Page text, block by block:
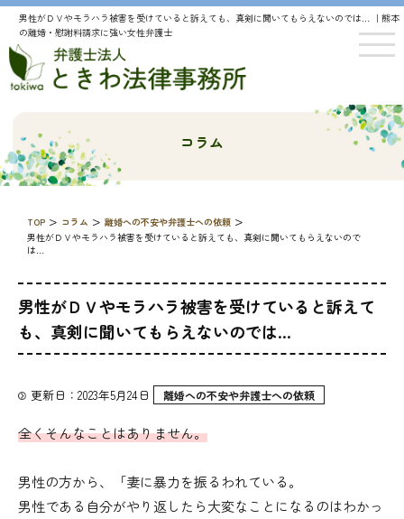
男性がＤＶやモラハラ被害を受けていると訴えても、真剣に聞いてもらえないのでは… ｜熊本
の離婚・慰謝料請求に強い女性弁護士
コラム
TOP > コラム > 離婚への不安や弁護士への依頼 >
男性がＤＶやモラハラ被害を受けていると訴えても、真剣に聞いてもらえないので
は…
男性がＤＶやモラハラ被害を受けていると訴えて
も、真剣に聞いてもらえないのでは…
更新日：2023年5月24日 離婚への不安や弁護士への依頼
全くそんなことはありません。
男性の方から、「妻に暴力を振るわれている。
男性である自分がやり返したら大変なことになるのはわかっ